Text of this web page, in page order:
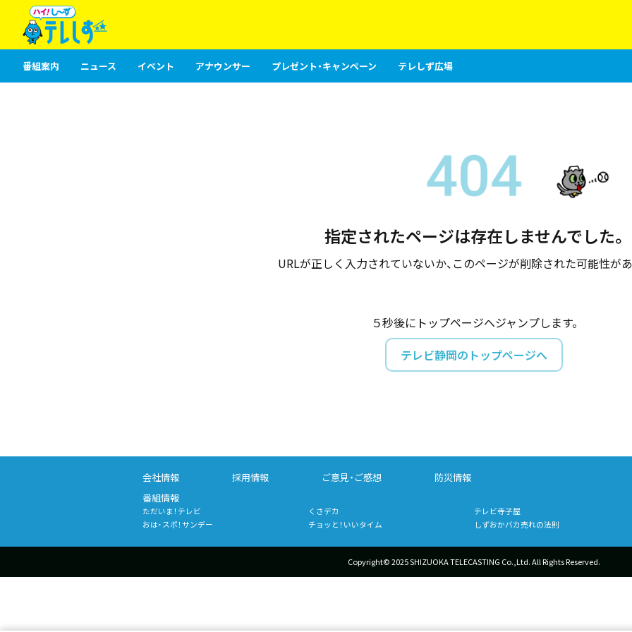
番組案内 ニュース イベント アナウンサー プレゼント・キャンペーン テレしず広場
指定されたページは存在しませんでした。
URLが正しく入力されていないか、このページが削除された可能性があ
５秒後にトップページへジャンプします。
テレビ静岡のトップページへ
会社情報 採用情報 ご意見・ご感想
防災情報
番組情報
ただいま！テレビ くさデカ テレビ寺子屋
おは・スポ！サンデー
チョッと！いいタイム しずおかバカ売れの法則
Copyright© 2025 SHIZUOKA TELECASTING Co.,Ltd.All Rights Reserved.